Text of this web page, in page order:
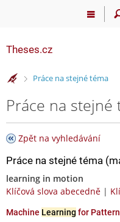
Theses.cz
>Práce na stejné téma
Práce na stejné
Zpět na vyhledávání
Práce na stejné téma
learning in motion
Klíčová slova abecedně |
Machine Learning for